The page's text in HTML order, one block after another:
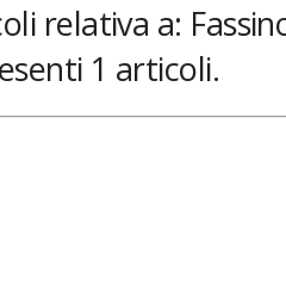
relativa a:
1 articoli.